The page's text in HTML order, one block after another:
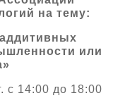
на тему:
или
14:00 до 18:00